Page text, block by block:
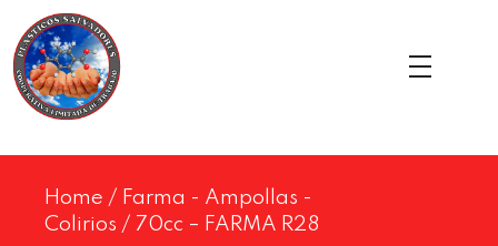
Home / Farma - Ampollas -
Colirios / 70cc – FARMA R28